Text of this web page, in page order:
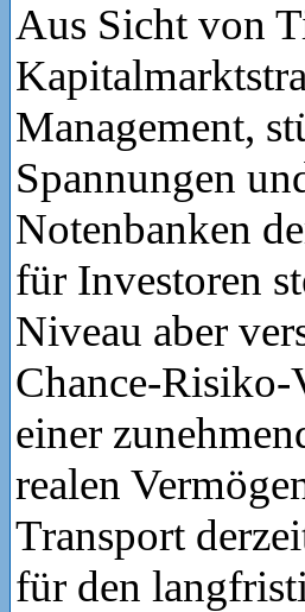
Aus Sicht von
Management,
Spannungen
Notenbanken
für Investoren
Niveau aber
Chance-
einer
realen
Transport
für den